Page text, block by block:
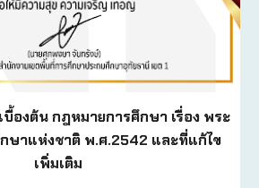
บื้องต้น กฎหมายการศึกษา เรื่อง พระ
าแห่งชาติ พ.ศ.2542 และที่แก้ไข
เพิ่มเติม